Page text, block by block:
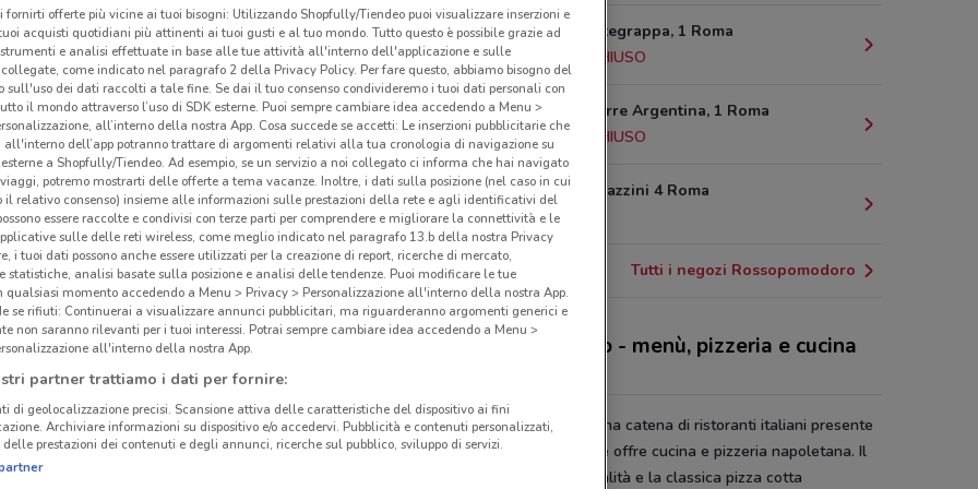
10.9 km
Piazza Montegrappa, 1 Roma
CHIUSO
Largo Di Torre Argentina, 1 Roma
23.6 km
CHIUSO
Via dei Magazzini 4 Roma
24.8 km
Tutti i negozi Rossopomodoro
Rossopomodoro - menù, pizzeria e cucina
Rossopomodoro
è una catena di ristoranti italiani presente
in tutto il mondo e che offre cucina e pizzeria napoletana. Il
è ricco di specialità e la classica pizza cotta
fornirti offerte più vicine ai tuoi bisogni: Utilizzando Shopfully/Tiendeo puoi visualizzare inserzioni e
acquisti quotidiani più attinenti ai tuoi gusti e al tuo mondo. Tutto questo è possibile grazie ad
e analisi effettuate in base alle tue attività all'interno dell'applicazione e sulle
come indicato nel paragrafo 2 della Privacy Policy. Per fare questo, abbiamo bisogno del
sull'uso dei dati raccolti a tale fine. Se dai il tuo consenso condivideremo i tuoi dati personali con
il mondo attraverso l’uso di SDK esterne. Puoi sempre cambiare idea accedendo a Menu >
all’interno della nostra App. Cosa succede se accetti: Le inserzioni pubblicitarie che
all'interno dell’app potranno trattare di argomenti relativi alla tua cronologia di navigazione su
a Shopfully/Tiendeo. Ad esempio, se un servizio a noi collegato ci informa che hai navigato
potremo mostrarti delle offerte a tema vacanze. Inoltre, i dati sulla posizione (nel caso in cui
il relativo consenso) insieme alle informazioni sulle prestazioni della rete e agli identificativi del
essere raccolte e condivisi con terze parti per comprendere e migliorare la connettività e le
sulle delle reti wireless, come meglio indicato nel paragrafo 13.b della nostra Privacy
i tuoi dati possono anche essere utilizzati per la creazione di report, ricerche di mercato,
statistiche, analisi basate sulla posizione e analisi delle tendenze. Puoi modificare le tue
qualsiasi momento accedendo a Menu > Privacy > Personalizzazione all'interno della nostra App.
se rifiuti: Continuerai a visualizzare annunci pubblicitari, ma riguarderanno argomenti generici e
non saranno rilevanti per i tuoi interessi. Potrai sempre cambiare idea accedendo a Menu >
all'interno della nostra App.
partner trattiamo i dati per fornire:
di geolocalizzazione precisi. Scansione attiva delle caratteristiche del dispositivo ai fini
Archiviare informazioni su dispositivo e/o accedervi. Pubblicità e contenuti personalizzati,
prestazioni dei contenuti e degli annunci, ricerche sul pubblico, sviluppo di servizi.